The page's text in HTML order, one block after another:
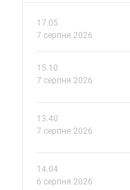
17.05
7 серпня 2026
15.10
7 серпня 2026
13.40
7 серпня 2026
14.04
6 серпня 2026